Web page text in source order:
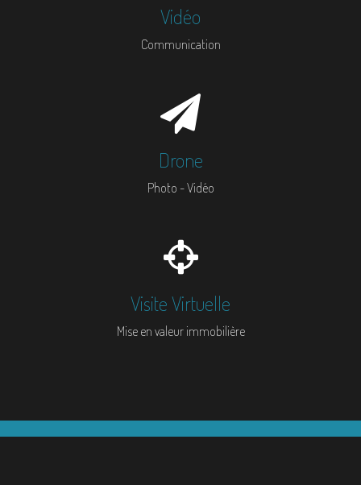
Vidéo
Communication
Drone
Photo - Vidéo
Visite Virtuelle
Mise en valeur immobilière